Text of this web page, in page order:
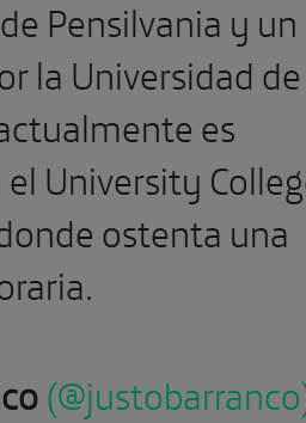
Pensilvania y un
la Universidad de
es
University
ostenta una